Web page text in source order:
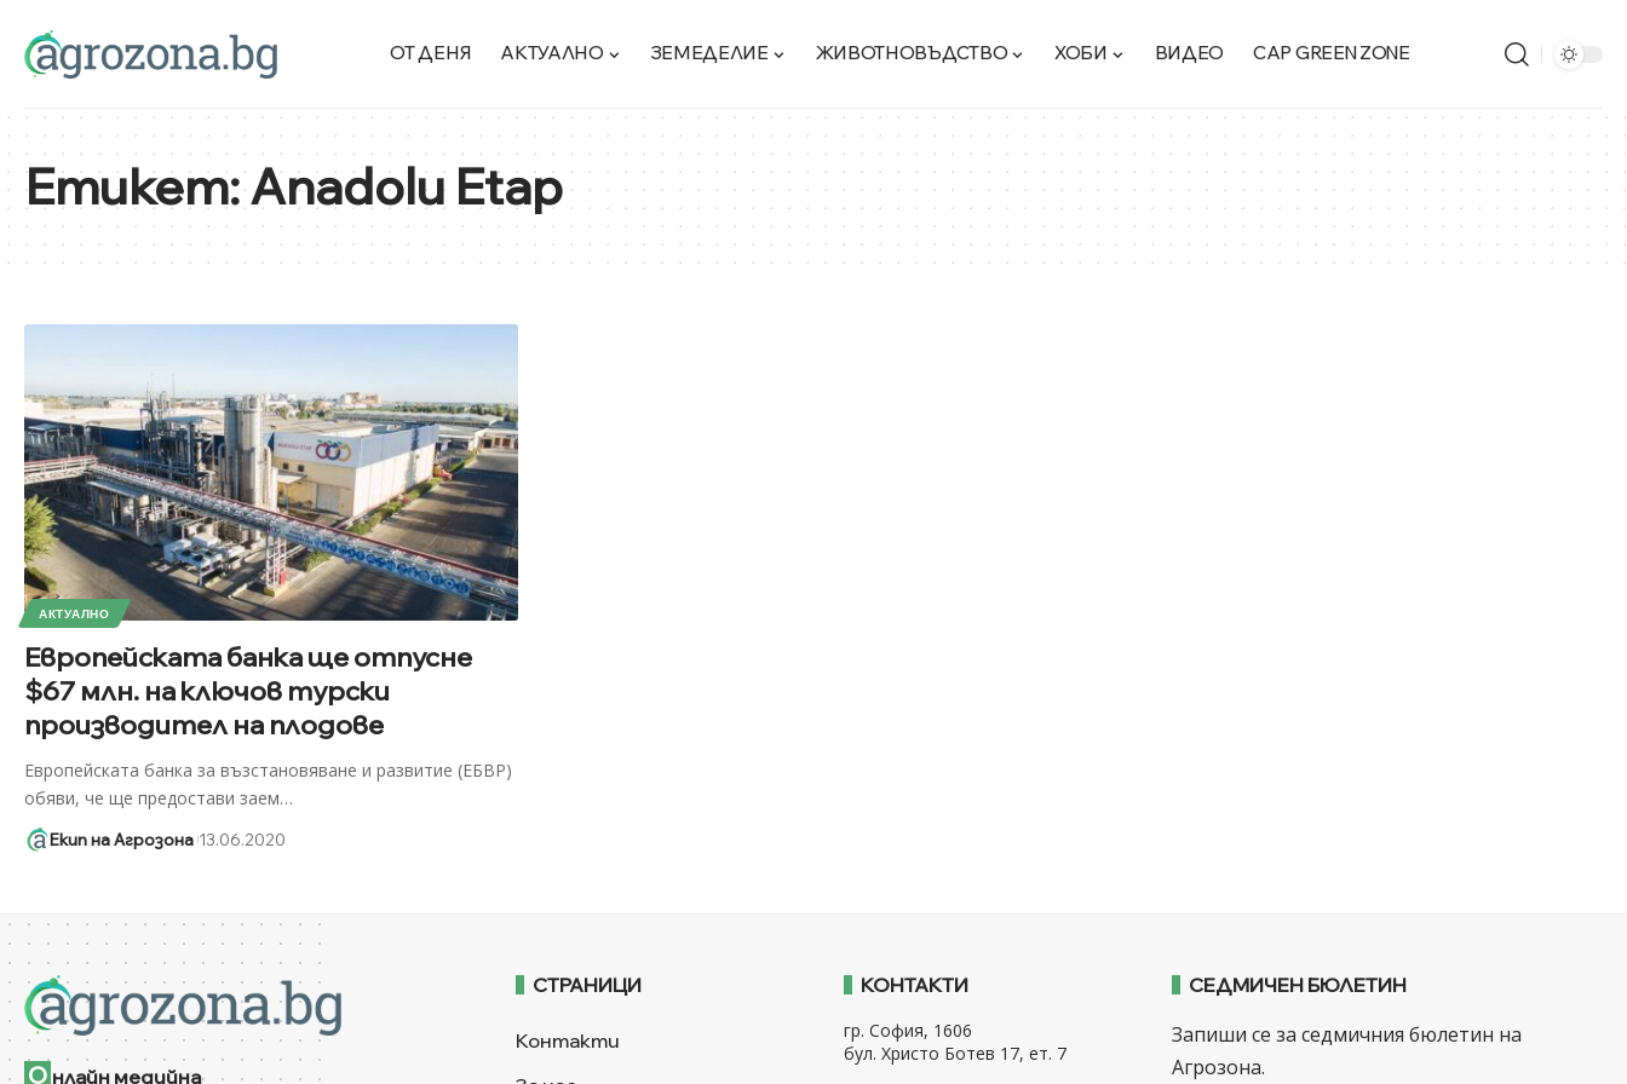
ОТ ДЕНЯ АКТУАЛНО ЗЕМЕДЕЛИЕ ЖИВОТНОВЪДСТВО ХОБИ ВИДЕО CAP GREEN ZONE
Етикет:Anadolu Etap
АКТУАЛНО
Европейската банка ще отпусне
$67 млн. на ключов турски
производител на плодове
Европейската банка за възстановяване и развитие (ЕБВР)
обяви, че ще предостави заем…
Екип на Агрозона 13.06.2020
О нлайн медийна
СТРАНИЦИ
Контакти
КОНТАКТИ
гр. София, 1606
бул. Христо Ботев 17, ет. 7
СЕДМИЧЕН БЮЛЕТИН
Запиши се за седмичния бюлетин на
Агрозона.